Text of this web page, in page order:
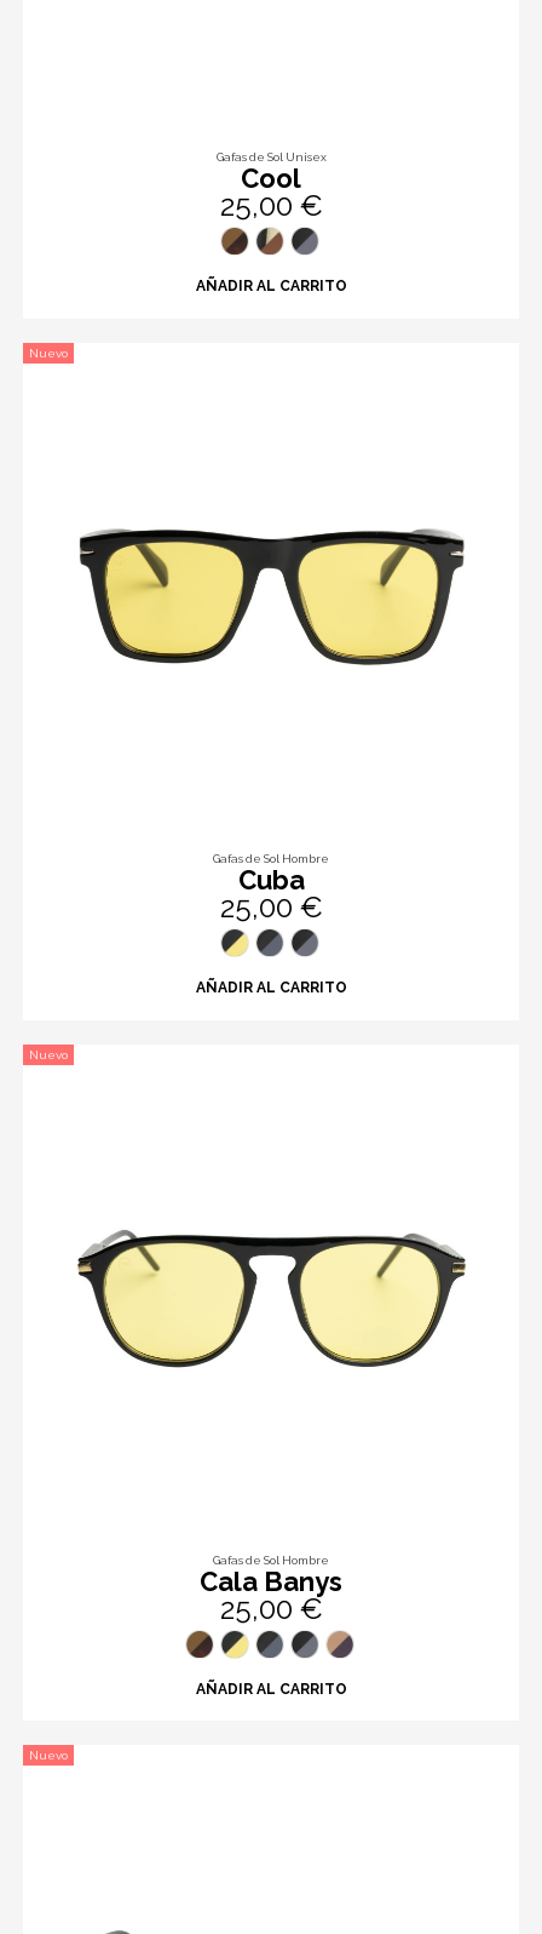
Gafas de Sol Unisex
Cool
25,00 €
AÑADIR AL CARRITO
Nuevo
Gafas de Sol Hombre
Cuba
25,00 €
AÑADIR AL CARRITO
Nuevo
Gafas de Sol Hombre
Cala Banys
25,00 €
AÑADIR AL CARRITO
Nuevo